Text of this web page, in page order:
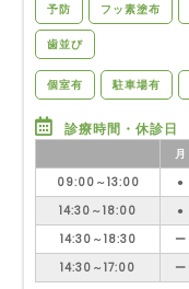
予防 フッ素塗布
歯並び
個室有 駐車場有
診療時間・休診日
月
09:00～13:00
●
14:30～18:00
●
14:30～18:30
ー
14:30～17:00
ー